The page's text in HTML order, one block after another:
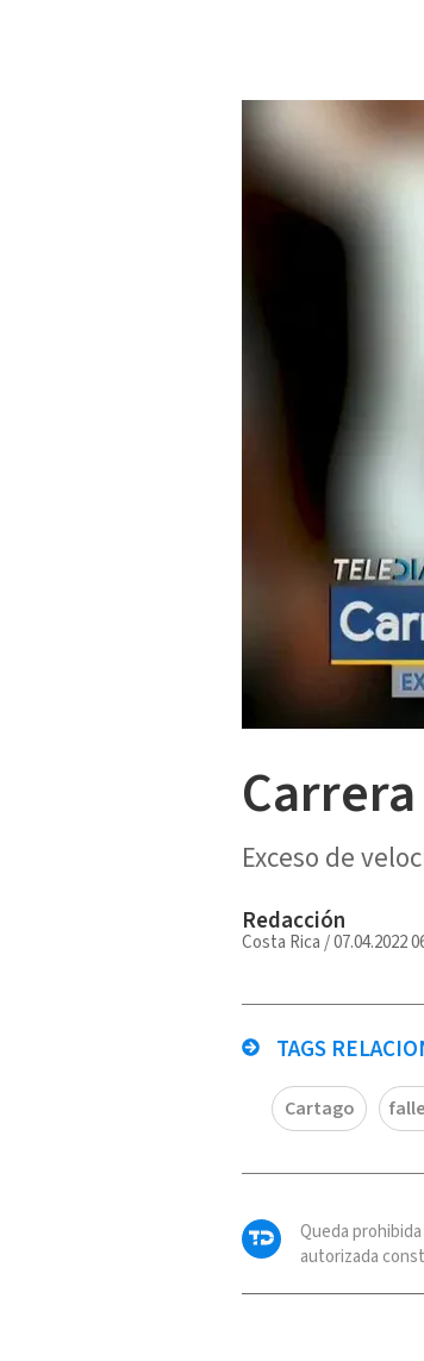
Exceso de
Redacción
Costa Rica /07.04.2022
TAGS
Cartago
Queda
autorizada